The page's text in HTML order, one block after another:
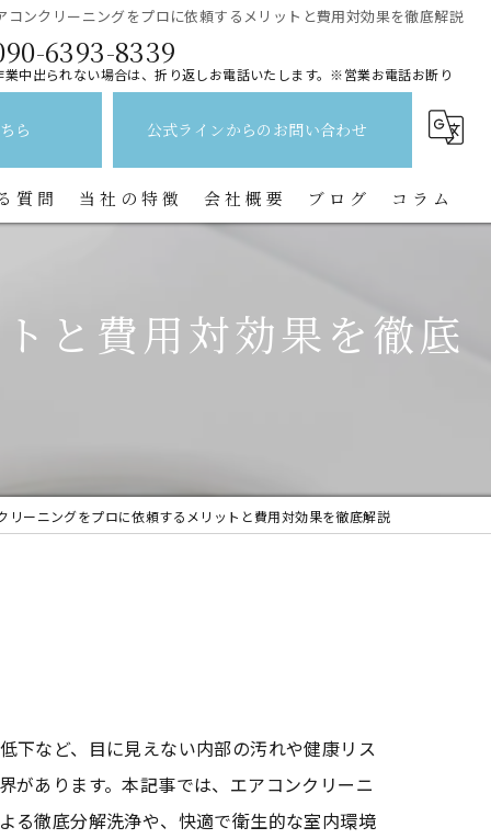
コンクリーニングをプロに依頼するメリットと費用対効果を徹底解説
6393-8339
業中出られない場合は、折り返しお電話いたします。※営業お電話お断り
ら 公式ラインからのお問い合わせ
質問 当社の特徴
水回り
トイレ
会社概要 ブログ コラム
と費用対効果を徹底
リーニングをプロに依頼するメリットと費用対効果を徹底解説
下など、目に見えない内部の汚れや健康リス
があります。本記事では、エアコンクリーニ
る徹底分解洗浄や、快適で衛生的な室内環境